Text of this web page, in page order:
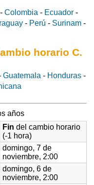
- Colombia - Ecuador -
- Perú - Surinam -
horario C.
Guatemala - Honduras -
años
Fin del cambio horario
(-1 hora)
domingo, 7 de
noviembre, 2:00
domingo, 6 de
noviembre, 2:00